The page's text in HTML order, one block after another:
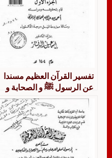
تفسير القرآن العظيم مسندا
عن الرسول ﷺ و الصحابة و
التابعين للشيخ الإمام عبد
الرحمن بن أبي حاتم الرازي
تفسير السورة التي يذكر فيها
القصص دراسة وتحقيق